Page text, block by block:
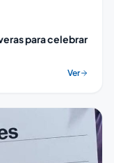
para celebrar
Ver